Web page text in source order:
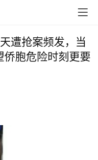
遭抢案频发，当
侨胞危险时刻更要